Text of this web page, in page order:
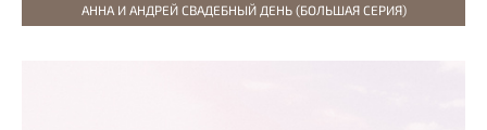
АННА И АНДРЕЙ СВАДЕБНЫЙ ДЕНЬ (БОЛЬШАЯ СЕРИЯ)